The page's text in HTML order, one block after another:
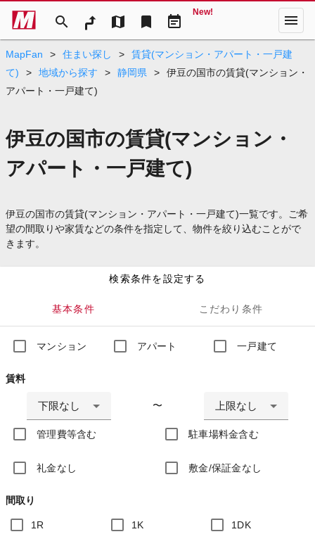
search map bookmark event_note
New! menu
MapFan > 住まい探し >
賃貸(マンション・アパート・一戸建
て)
> 地域から探す > 静岡県 >
伊豆の国市の賃貸(マンション・
アパート・一戸建て)
伊豆の国市の賃貸(マンション・
アパート・一戸建て)
伊豆の国市の賃貸(マンション・アパート・一戸建て)一覧です。ご希
望の間取りや家賃などの条件を指定して、物件を絞り込むことがで
きます。
検索条件を設定する
基本条件 こだわり条件
マンション アパート 一戸建て
賃料
下限なし 〜 上限なし
管理費等含む 駐車場料金含む
礼金なし 敷金/保証金なし
間取り
1R 1K 1DK